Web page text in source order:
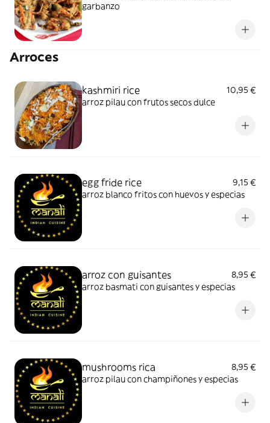
garbanzo
Arroces
kashmiri rice
10,95 €
arroz pilau con frutos secos dulce
egg fride rice
9,15 €
arroz blanco fritos con huevos y especias
arroz con guisantes
8,95 €
arroz basmati con guisantes y especias
mushrooms rica
8,95 €
arroz pilau con champiñones y especias